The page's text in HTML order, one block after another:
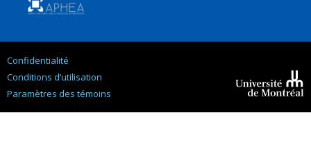
Confidentialité
Conditions d’utilisation
Paramètres des témoins
Montréal